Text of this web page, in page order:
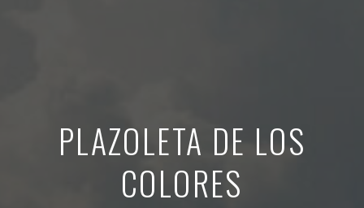
PLAZOLETA DE LOS
COLORES